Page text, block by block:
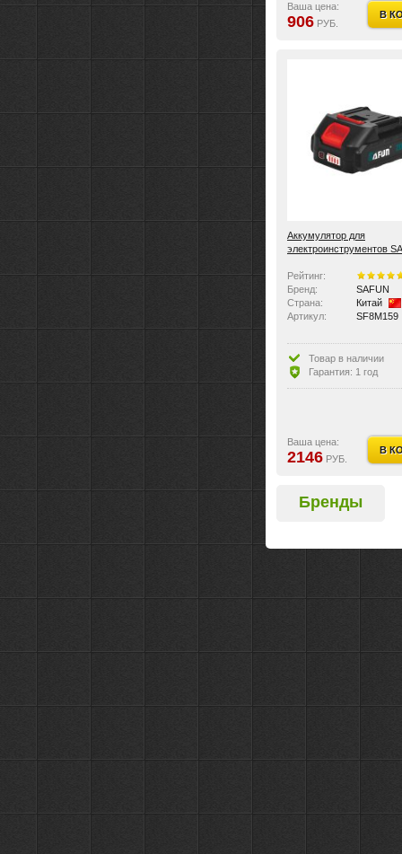
Ваша цена:
906 РУБ.
В
Аккумулятор для
электроинструментов
Рейтинг:
Бренд:
SAFUN
Страна:
Китай
Артикул:
SF8M159
Товар в наличии
Гарантия: 1 год
Ваша цена:
2146 РУБ.
В
Бренды